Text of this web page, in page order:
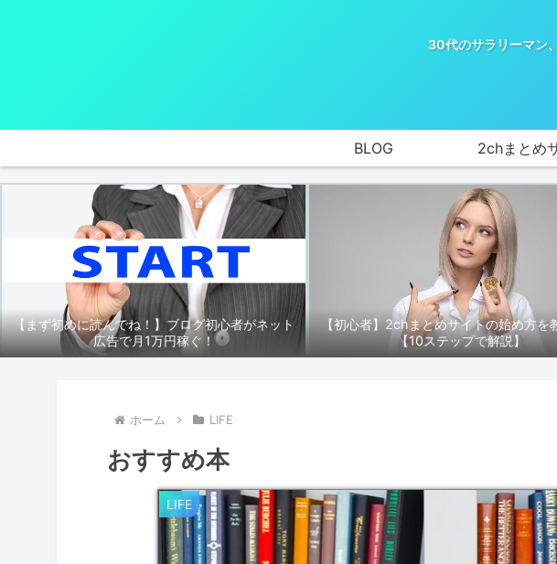
30代のサラリーマン
BLOG 2chまとめ
【まず初めに読んでね！】ブログ初心者がネット
広告で月1万円稼ぐ！
【初心者】2chまとめサイトの始め方を
【10ステップで解説】
ホーム LIFE
おすすめ本
LIFE